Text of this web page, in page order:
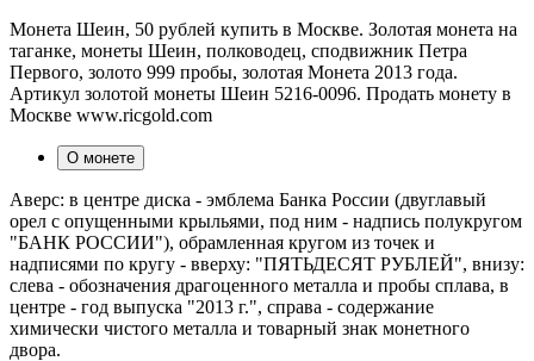
Монета Шеин, 50 рублей купить в Москве. Золотая монета на
таганке, монеты Шеин, полководец, сподвижник Петра
Первого, золото 999 пробы, золотая Монета 2013 года.
Артикул золотой монеты Шеин 5216-0096. Продать монету в
Москве www.ricgold.com
О монете
Аверс: в центре диска - эмблема Банка России (двуглавый
орел с опущенными крыльями, под ним - надпись полукругом
"БАНК РОССИИ"), обрамленная кругом из точек и
надписями по кругу - вверху: "ПЯТЬДЕСЯТ РУБЛЕЙ", внизу:
слева - обозначения драгоценного металла и пробы сплава, в
центре - год выпуска "2013 г.", справа - содержание
химически чистого металла и товарный знак монетного
двора.